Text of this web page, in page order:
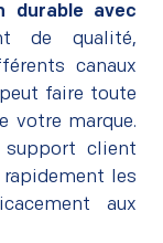
durable avec
de qualité,
canaux
faire toute
votre marque.
client
les
aux